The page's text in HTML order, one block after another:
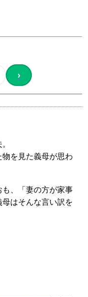
›
を見た義母が思わ
、「妻の方が家事
はそんな言い訳を